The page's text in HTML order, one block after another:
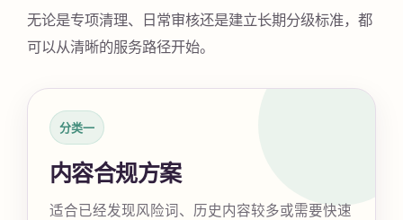
无论是专项清理、日常审核还是建立长期分级标准，都
可以从清晰的服务路径开始。
分类一
内容合规方案
适合已经发现风险词、历史内容较多或需要快速